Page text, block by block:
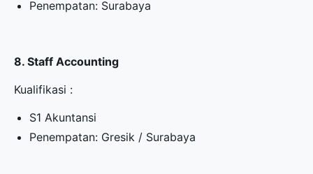
Penempatan: Surabaya
8. Staff Accounting
Kualifikasi :
S1 Akuntansi
Penempatan: Gresik / Surabaya